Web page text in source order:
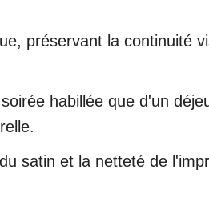
préservant la continuité
habillée que d'un
satin et la netteté de